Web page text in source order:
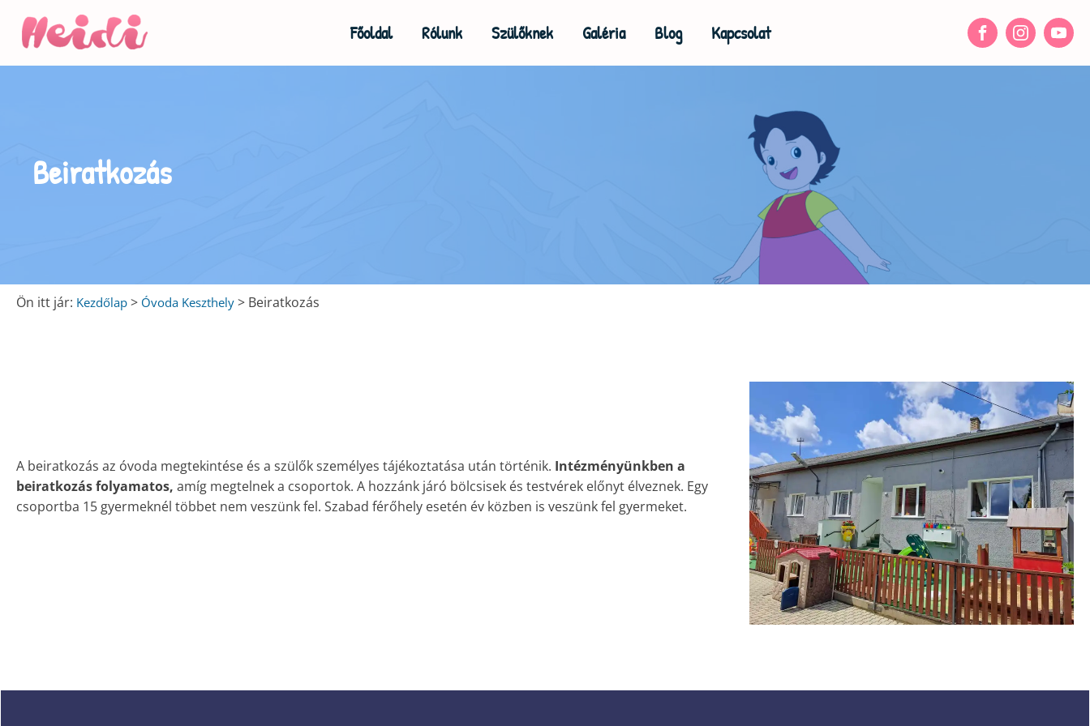
Főoldal Rólunk Szülőknek Galéria Blog Kapcsolat
Beiratkozás
Ön itt jár: Kezdőlap > Óvoda Keszthely > Beiratkozás
A beiratkozás az óvoda megtekintése és a szülők személyes tájékoztatása után történik. Intézményünkben a
beiratkozás folyamatos, amíg megtelnek a csoportok. A hozzánk járó bölcsisek és testvérek előnyt élveznek. Egy
csoportba 15 gyermeknél többet nem veszünk fel. Szabad férőhely esetén év közben is veszünk fel gyermeket.